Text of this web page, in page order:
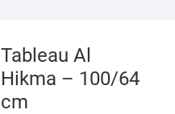
Tableau Al
Hikma – 100/64
cm